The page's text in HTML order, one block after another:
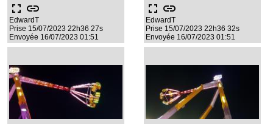
fullscreen link
EdwardT
Prise 15/07/2023 22h36 27s
Envoyée 16/07/2023 01:51
fullscreen link
EdwardT
Prise 15/07/2023 22h36 32s
Envoyée 16/07/2023 01:51